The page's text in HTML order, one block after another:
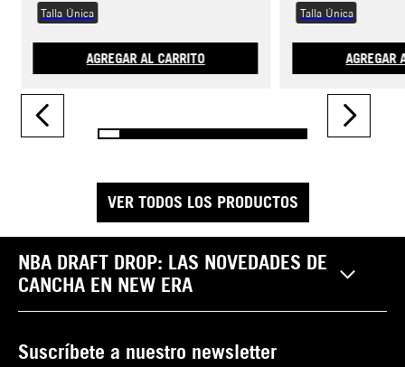
Talla Única
AGREGAR AL CARRITO
Talla Única
AGREGAR
VER TODOS LOS PRODUCTOS
NBA DRAFT DROP: LAS NOVEDADES DE
CANCHA EN NEW ERA
Suscríbete a nuestro newsletter